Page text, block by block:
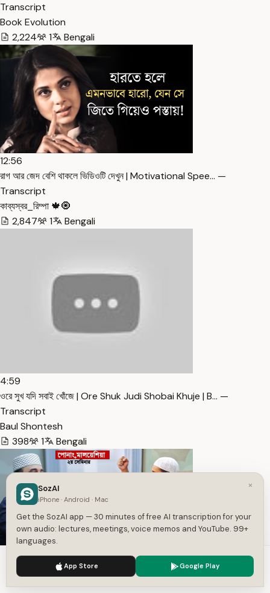
Transcript
Book Evolution
2,224
1 Bengali
12:56
রাগ আর জেদ বেশি থাকলে ভিডিওটি দেখুন | Motivational Spee… —
Transcript
কাব্যস্বর_রিম্পা 🍁🧿
2,847
1 Bengali
4:59
ওরে সুখ যদি সবাই খোঁজে | Ore Shuk Judi Shobai Khuje | B… —
Transcript
Baul Shontesh
398
1 Bengali
মিজানুর রহমান আজহারী এবং আবু ত্বহা আদনান একই মঞ্চে | mi… — Transcript
We use cookies to enhance your experience.
×
SozAI
iPhone · Android · Mac
Get the SozAI app — 30 minutes of free AI transcription for your
own audio: lectures, meetings, voice memos and YouTube. 99+
languages.
App Store Google Play